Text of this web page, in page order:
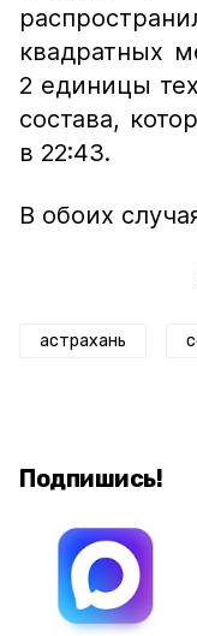
квадратных
2 единицы
состава,
в 22:43.
В обоих
астрахань
Подпишись!